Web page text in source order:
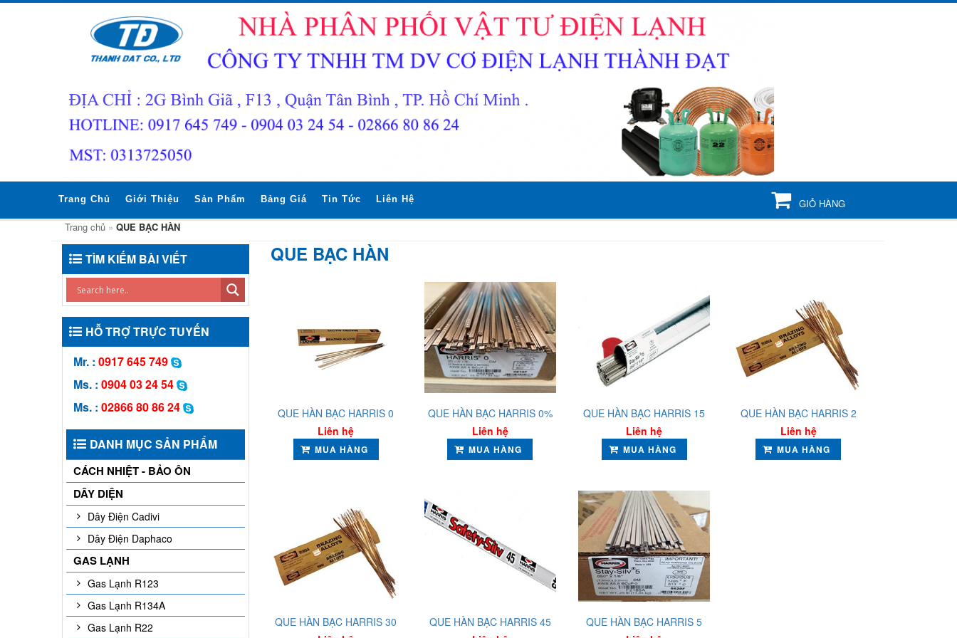
Trang Chủ Giới Thiệu Sản Phẩm Bảng Giá Tin Tức Liên Hệ
GIỎ HÀNG
Trang chủ » QUE BẠC HÀN
QUE BẠC HÀN
QUE HÀN BẠC HARRIS 0
Liên hệ
MUA HÀNG
QUE HÀN BẠC HARRIS 0%
Liên hệ
MUA HÀNG
QUE HÀN BẠC HARRIS 15
Liên hệ
MUA HÀNG
QUE HÀN BẠC HARRIS 2
Liên hệ
MUA HÀNG
QUE HÀN BẠC HARRIS 30
QUE HÀN BẠC HARRIS 45
QUE HÀN BẠC HARRIS 5
TÌM KIẾM BÀI VIẾT
HỖ TRỢ TRỰC TUYẾN
Mr. : 0917 645 749
Ms. : 0904 03 24 54
Ms. : 02866 80 86 24
DANH MỤC SẢN PHẨM
CÁCH NHIỆT - BẢO ÔN
DÂY DIỆN
Dây Điện Cadivi
Dây Điện Daphaco
GAS LẠNH
Gas Lạnh R123
Gas Lạnh R134A
Gas Lạnh R22